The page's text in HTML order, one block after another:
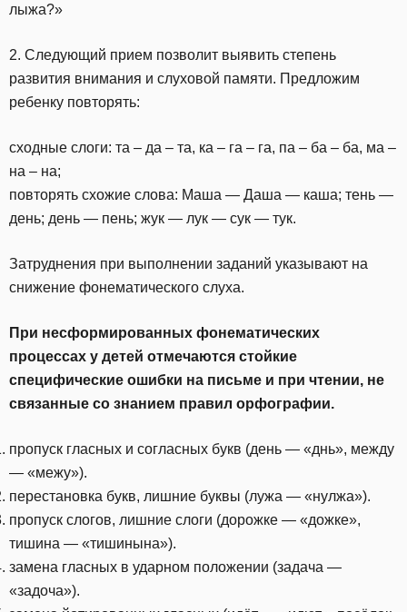
лыжа?»
2. Следующий прием позволит выявить степень
развития внимания и слуховой памяти. Предложим
ребенку повторять:
сходные слоги: та – да – та, ка – га – га, па – ба – ба, ма –
на – на;
повторять схожие слова: Маша — Даша — каша; тень —
день; день — пень; жук — лук — сук — тук.
Затруднения при выполнении заданий указывают на
снижение фонематического слуха.
При несформированных фонематических
процессах у детей отмечаются стойкие
специфические ошибки на письме и при чтении, не
связанные со знанием правил орфографии.
пропуск гласных и согласных букв (день — «днь», между
— «межу»).
перестановка букв, лишние буквы (лужа — «нулжа»).
пропуск слогов, лишние слоги (дорожке — «дожке»,
тишина — «тишинына»).
замена гласных в ударном положении (задача —
«задоча»).